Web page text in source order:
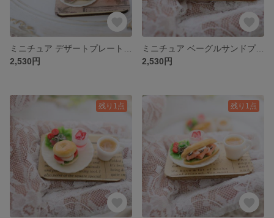
2,530円
ミニチュア ベーグルサンドプレート（サーモン）【ドール小物】
2,530円
残り1点 残り1点